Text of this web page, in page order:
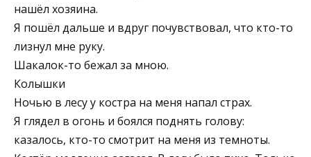
нашёл хозяина.
Я пошёл дальше и вдруг почувствовал, что кто-то
лизнул мне руку.
Шакалок-то бежал за мною.
Колышки
Ночью в лесу у костра на меня напал страх.
Я глядел в огонь и боялся поднять голову:
казалось, кто-то смотрит на меня из темноты.